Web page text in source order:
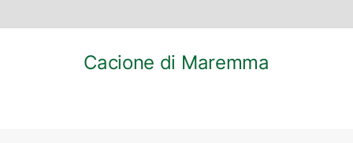
Cacione di Maremma